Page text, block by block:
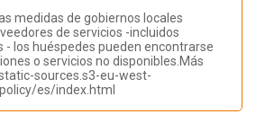
medidas de gobiernos locales
de servicios -incluidos
- los huéspedes pueden encontrarse
o servicios no disponibles.Más
sources.s3-eu-west-
es/index.html